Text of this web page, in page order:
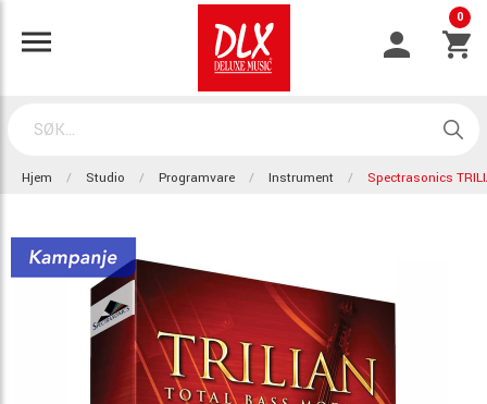
0
Hjem Studio Programvare Instrument Spectrasonics